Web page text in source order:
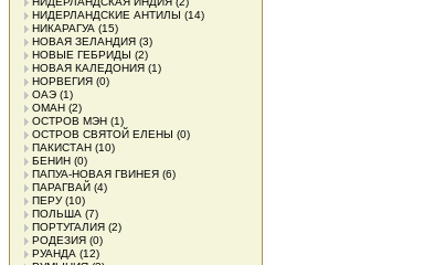
НИДЕРЛАНДСКИЕ АНТИЛЫ (14)
НИКАРАГУА (15)
НОВАЯ ЗЕЛАНДИЯ (3)
НОВЫЕ ГЕБРИДЫ (2)
НОВАЯ КАЛЕДОНИЯ (1)
НОРВЕГИЯ (0)
ОАЭ (1)
ОМАН (2)
ОСТРОВ МЭН (1)
ОСТРОВ СВЯТОЙ ЕЛЕНЫ (0)
ПАКИСТАН (10)
БЕНИН (0)
ПАПУА-НОВАЯ ГВИНЕЯ (6)
ПАРАГВАЙ (4)
ПЕРУ(10)
ПОЛЬША (7)
ПОРТУГАЛИЯ (2)
РОДЕЗИЯ (0)
РУАНДА (12)